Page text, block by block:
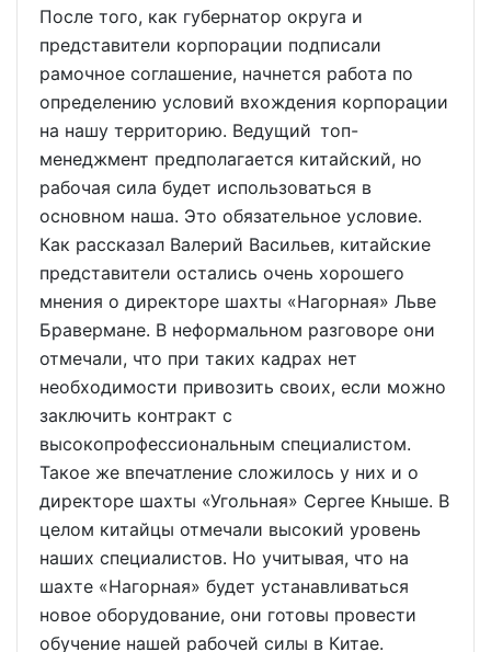
После того, как губернатор округа и
представители корпорации подписали
рамочное соглашение, начнется работа по
определению условий вхождения корпорации
на нашу территорию. Ведущий топ-
менеджмент предполагается китайский, но
рабочая сила будет использоваться в
основном наша. Это обязательное условие.
Как рассказал Валерий Васильев, китайские
представители остались очень хорошего
мнения о директоре шахты «Нагорная» Льве
Бравермане. В неформальном разговоре они
отмечали, что при таких кадрах нет
необходимости привозить своих, если можно
заключить контракт с
высокопрофессиональным специалистом.
Такое же впечатление сложилось у них и о
директоре шахты «Угольная» Сергее Кныше. В
целом китайцы отмечали высокий уровень
наших специалистов. Но учитывая, что на
шахте «Нагорная» будет устанавливаться
новое оборудование, они готовы провести
обучение нашей рабочей силы в Китае.